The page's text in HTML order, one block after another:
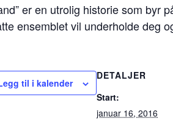
er en utrolig historie som byr
ensemblet vil underholde deg
til i kalender
DETALJER
Start:
januar 16, 2016